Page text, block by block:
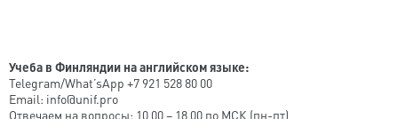
Учеба в Финляндии на английском языке:
Telegram/What’sApp +7 921 528 80 00
Email: info@unif.pro
Отвечаем на вопросы: 10 00 – 18 00 по МСК (пн-пт)